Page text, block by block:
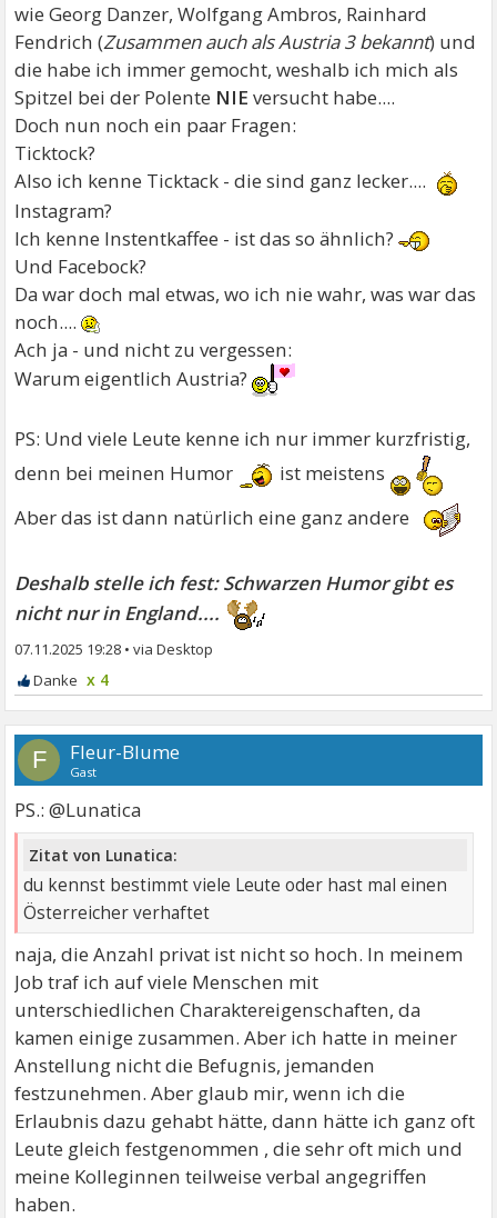
wie Georg Danzer, Wolfgang Ambros, Rainhard
Fendrich (Zusammen auch als Austria 3 bekannt) und
die habe ich immer gemocht, weshalb ich mich als
Spitzel bei der Polente NIE versucht habe....
Doch nun noch ein paar Fragen:
Ticktock?
Also ich kenne Ticktack - die sind ganz lecker....
Instagram?
Ich kenne Instentkaffee - ist das so ähnlich?
Und Facebock?
Da war doch mal etwas, wo ich nie wahr, was war das
noch....
Ach ja - und nicht zu vergessen:
Warum eigentlich Austria?
PS: Und viele Leute kenne ich nur immer kurzfristig,
denn bei meinen Humor
ist meistens
Aber das ist dann natürlich eine ganz andere
Deshalb stelle ich fest: Schwarzen Humor gibt es
nicht nur in England....
07.11.2025 19:28 •
x 4
F Fleur-Blume
Gast
PS.: @Lunatica
Zitat von Lunatica:
du kennst bestimmt viele Leute oder hast mal einen
Österreicher verhaftet
naja, die Anzahl privat ist nicht so hoch. In meinem
Job traf ich auf viele Menschen mit
unterschiedlichen Charaktereigenschaften, da
kamen einige zusammen. Aber ich hatte in meiner
Anstellung nicht die Befugnis, jemanden
festzunehmen. Aber glaub mir, wenn ich die
Erlaubnis dazu gehabt hätte, dann hätte ich ganz oft
Leute gleich festgenommen , die sehr oft mich und
meine Kolleginnen teilweise verbal angegriffen
haben.